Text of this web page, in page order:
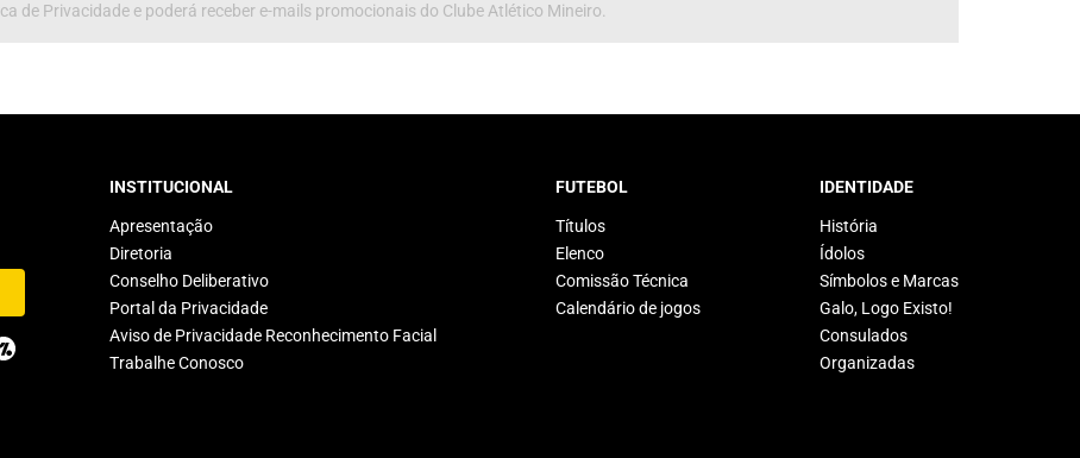
de Privacidade e poderá receber e-mails promocionais do Clube Atlético Mineiro.
INSTITUCIONAL
Apresentação
Diretoria
Conselho Deliberativo
Portal da Privacidade
Aviso de Privacidade Reconhecimento Facial
Trabalhe Conosco
FUTEBOL
Títulos
Elenco
Comissão Técnica
Calendário de jogos
IDENTIDADE
História
Ídolos
Símbolos e Marcas
Galo, Logo Existo!
Consulados
Organizadas